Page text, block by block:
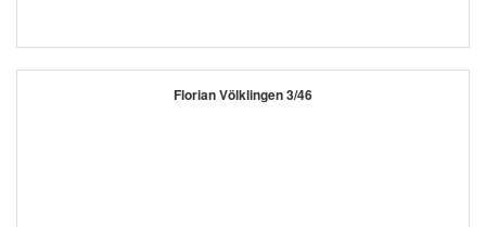
Florian Völklingen 3/46